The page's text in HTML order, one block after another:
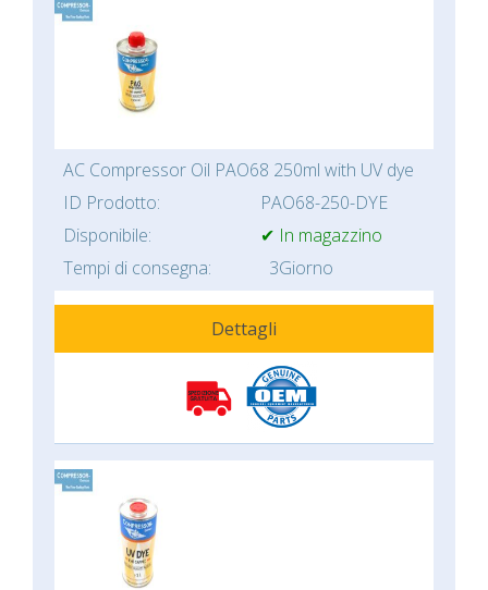
AC Compressor Oil PAO68 250ml with UV dye
ID Prodotto:
PAO68-250-DYE
Disponibile:
✔ In magazzino
Tempi di consegna:
3Giorno
Dettagli